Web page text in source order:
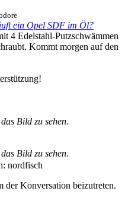
ein Opel SDF im Öl?
4 Edelstahl-Putzschwämmen
Kommt morgen auf den
Bild zu sehen.
Bild zu sehen.
nordfisch
der Konversation beizutreten.